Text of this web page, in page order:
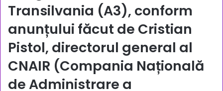
Transilvania (A3), conform
anunțului făcut de Cristian
Pistol, directorul general al
CNAIR (Compania Națională
de Administrare a